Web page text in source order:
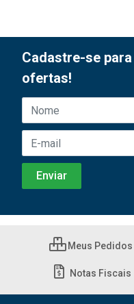
Cadastre-se
ofertas!
Meus Pedidos
Notas Fiscais